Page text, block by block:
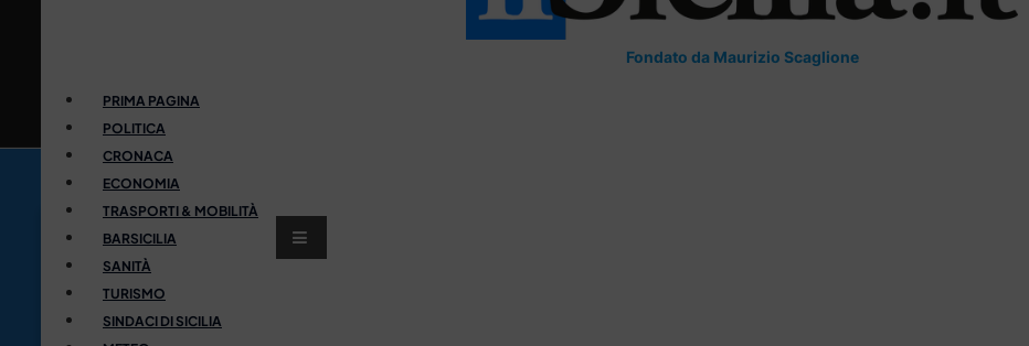
Fondato da Maurizio Scaglione
PRIMA PAGINA
POLITICA
CRONACA
ECONOMIA
TRASPORTI & MOBILITÀ
BARSICILIA
SANITÀ
TURISMO
SINDACI DI SICILIA